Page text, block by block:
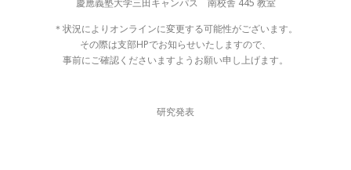
慶應義塾大学三田キャンパス 南校舎 445 教室
＊状況によりオンラインに変更する可能性がございます。
その際は支部HPでお知らせいたしますので、
事前にご確認くださいますようお願い申し上げます。
研究発表